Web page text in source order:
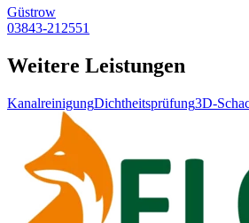
Güstrow
03843-212551
Weitere Leistungen
KanalreinigungDichtheitsprüfung3D-